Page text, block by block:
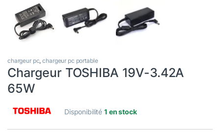
chargeur pc,chargeur pc portable
Chargeur TOSHIBA 19V-3.42A
65W
Disponibilité1 en stock